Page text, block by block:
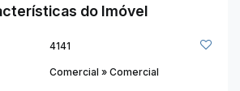
do Imóvel
4141
Comercial » Comercial